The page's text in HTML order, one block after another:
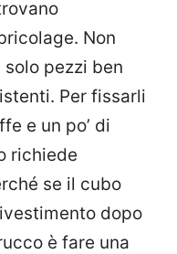
Non
pezzi ben
Per fissarli
e un po’ di
richiede
se il cubo
dopo
è fare una